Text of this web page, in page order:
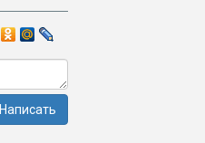
Написать